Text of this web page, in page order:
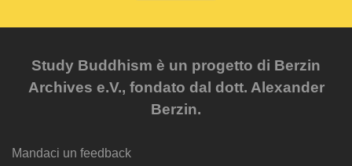
Study Buddhism è un progetto di Berzin
Archives e.V., fondato dal dott. Alexander
Berzin.
Mandaci un feedback